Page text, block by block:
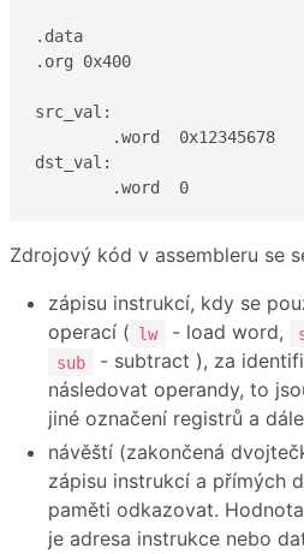
.data
.org 0x400
src_val:
dst_val:
	.word  0
Zdrojový kód v assembleru se
zápisu instrukcí, kdy se
operací ( lw - load word,
sub
- subtract ), za
následovat operandy, to
jiné označení registrů a
návěští (zakončená
zápisu instrukcí a přímých
paměti odkazovat.
je adresa instrukce nebo